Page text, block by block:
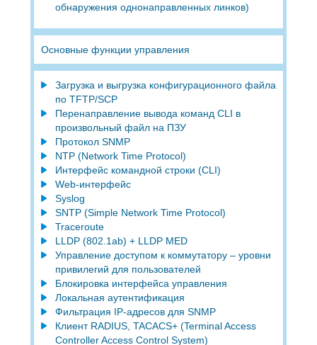
обнаружения однонаправленных линков)
Основные функции управления
Загрузка и выгрузка конфигурационного файла
по TFTP/SCP
Перенаправление вывода команд CLI в
произвольный файл на ПЗУ
Протокол SNMP
NTP (Network Time Protocol)
Интерфейс командной строки (CLI)
Web-интерфейс
Syslog
SNTP (Simple Network Time Protocol)
Traceroute
LLDP (802.1ab) + LLDP MED
Управление доступом к коммутатору – уровни
привилегий для пользователей
Блокировка интерфейса управления
Локальная аутентификация
Фильтрация IP-адресов для SNMP
Клиент RADIUS, TACACS+ (Terminal Access
Controller Access Control System)